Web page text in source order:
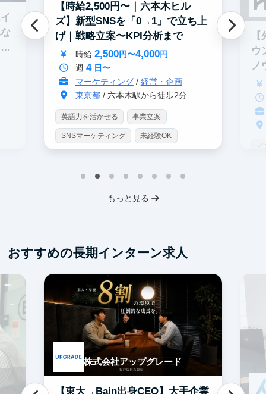
【時給2,500円〜｜六本木ヒル
ズ】新型SNSを「0→1」で立ち上
げ｜戦略立案〜KPI分析まで
時給 2,500円〜4,000円
週 4日〜
マーケティング/ 経営・企画
東京都/ 六本木駅から徒歩2分
英語力を活かせる 事業立案
SNSマーケティング 未経験OK
交通費支給
ウ
ノ
もっと見る
おすすめの長期インターン求人
株式会社アップグレード
【東大→Bain出身CEO】大手企業